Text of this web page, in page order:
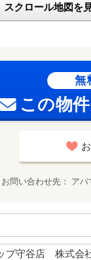
スクロール地図を
無
この物
お問い合わせ先 アパ
プ守谷店 株式会